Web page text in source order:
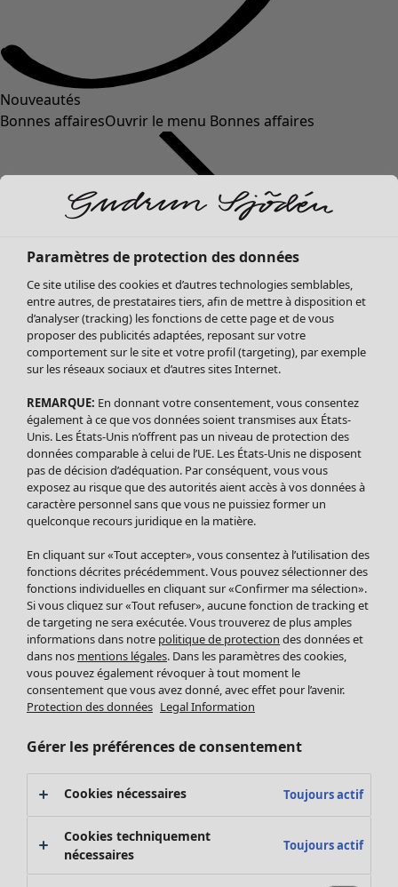
Nouveautés
Bonnes affairesOuvrir le menu Bonnes affaires
Soldes Vêtements
Tous les vêtements
Robes
Tuniques
Blouses
Tops
Gilets
Pantalon
Jupes
Leggings et collants
Accessoires
Chaussures
Vêtements de bain
Basics
Soldes Mobilier
Bonnes affaires déco
Décoration
Textiles
Tapis
Éponge
Paramètres de protection des données
Ce site utilise des cookies et d’autres technologies semblables,
entre autres, de prestataires tiers, afin de mettre à disposition et
d’analyser (tracking) les fonctions de cette page et de vous
proposer des publicités adaptées, reposant sur votre
comportement sur le site et votre profil (targeting), par exemple
sur les réseaux sociaux et d’autres sites Internet.
REMARQUE: En donnant votre consentement, vous consentez
également à ce que vos données soient transmises aux États-
Unis. Les États-Unis n’offrent pas un niveau de protection des
données comparable à celui de l’UE. Les États-Unis ne disposent
pas de décision d’adéquation. Par conséquent, vous vous
exposez au risque que des autorités aient accès à vos données à
caractère personnel sans que vous ne puissiez former un
quelconque recours juridique en la matière.
En cliquant sur «Tout accepter», vous consentez à l’utilisation des
fonctions décrites précédemment. Vous pouvez sélectionner des
fonctions individuelles en cliquant sur «Confirmer ma sélection».
Si vous cliquez sur «Tout refuser», aucune fonction de tracking et
de targeting ne sera exécutée. Vous trouverez de plus amples
informations dans notre politique de protection des données et
dans nos mentions légales. Dans les paramètres des cookies,
vous pouvez également révoquer à tout moment le
consentement que vous avez donné, avec effet pour l’avenir.
Protection des données Legal Information
Gérer les préférences de consentement
Cookies nécessaires Toujours actif
Cookies techniquement
nécessaires
Toujours actif